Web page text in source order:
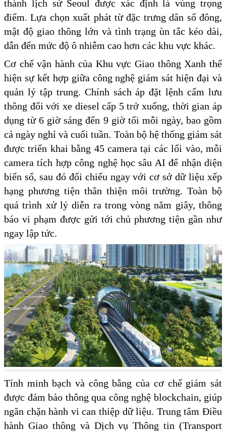
thành lịch sử Seoul được xác định là vùng trọng
điểm. Lựa chọn xuất phát từ đặc trưng dân số đông,
mật độ giao thông lớn và tình trạng ùn tắc kéo dài,
dẫn đến mức độ ô nhiễm cao hơn các khu vực khác.
Cơ chế vận hành của Khu vực Giao thông Xanh thể
hiện sự kết hợp giữa công nghệ giám sát hiện đại và
quản lý tập trung. Chính sách áp đặt lệnh cấm lưu
thông đối với xe diesel cấp 5 trở xuống, thời gian áp
dụng từ 6 giờ sáng đến 9 giờ tối mỗi ngày, bao gồm
cả ngày nghỉ và cuối tuần. Toàn bộ hệ thống giám sát
được triển khai bằng 45 camera tại các lối vào, mỗi
camera tích hợp công nghệ học sâu AI để nhận diện
biển số, sau đó đối chiếu ngay với cơ sở dữ liệu xếp
hạng phương tiện thân thiện môi trường. Toàn bộ
quá trình xử lý diễn ra trong vòng năm giây, thông
báo vi phạm được gửi tới chủ phương tiện gần như
ngay lập tức.
Tính minh bạch và công bằng của cơ chế giám sát
được đảm bảo thông qua công nghệ blockchain, giúp
ngăn chặn hành vi can thiệp dữ liệu. Trung tâm Điều
hành Giao thông và Dịch vụ Thông tin (Transport